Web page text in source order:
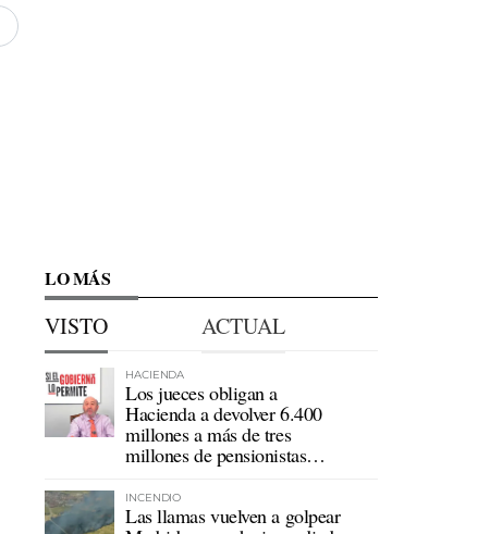
LO MÁS
VISTO ACTUAL
HACIENDA
Los jueces obligan a
Hacienda a devolver 6.400
millones a más de tres
millones de pensionistas
INCENDIO
Las llamas vuelven a golpear